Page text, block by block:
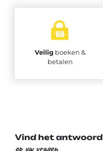
Veiligboeken &
betalen
Vind het antwoord
op uw vragen